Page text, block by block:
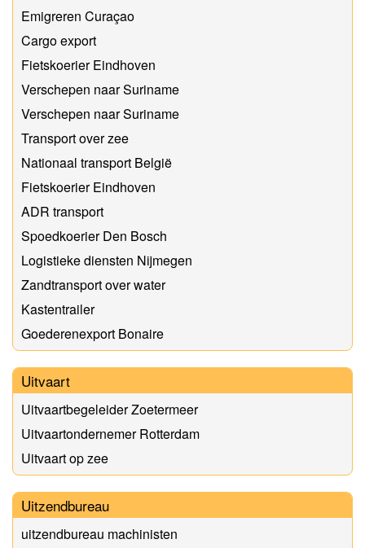
Emigreren Curaçao
Cargo export
Fietskoerier Eindhoven
Verschepen naar Suriname
Verschepen naar Suriname
Transport over zee
Nationaal transport België
Fietskoerier Eindhoven
ADR transport
Spoedkoerier Den Bosch
Logistieke diensten Nijmegen
Zandtransport over water
Kastentrailer
Goederenexport Bonaire
Uitvaart
Uitvaartbegeleider Zoetermeer
Uitvaartondernemer Rotterdam
Uitvaart op zee
Uitzendbureau
uitzendbureau machinisten